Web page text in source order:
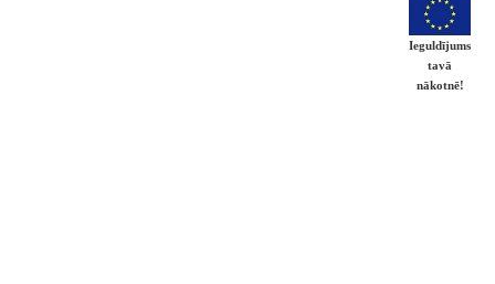
Ieguldījums
tavā
nākotnē!